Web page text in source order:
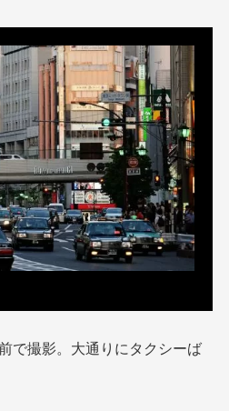
で撮影。大通りにタクシーば